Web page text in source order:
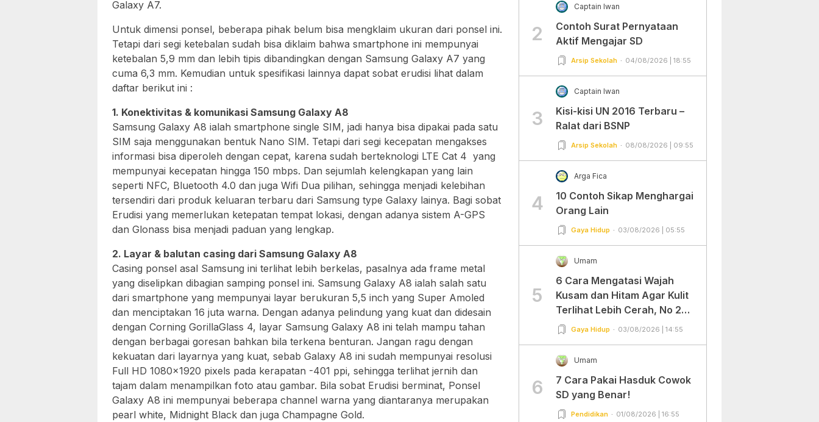
Galaxy A7.
Untuk dimensi ponsel, beberapa pihak belum bisa mengklaim ukuran dari ponsel ini.
Tetapi dari segi ketebalan sudah bisa diklaim bahwa smartphone ini mempunyai
ketebalan 5,9 mm dan lebih tipis dibandingkan dengan Samsung Galaxy A7 yang
cuma 6,3 mm. Kemudian untuk spesifikasi lainnya dapat sobat erudisi lihat dalam
daftar berikut ini :
1. Konektivitas & komunikasi Samsung Galaxy A8
Samsung Galaxy A8 ialah smartphone single SIM, jadi hanya bisa dipakai pada satu
SIM saja menggunakan bentuk Nano SIM. Tetapi dari segi kecepatan mengakses
informasi bisa diperoleh dengan cepat, karena sudah berteknologi LTE Cat 4 yang
mempunyai kecepatan hingga 150 mbps. Dan sejumlah kelengkapan yang lain
seperti NFC, Bluetooth 4.0 dan juga Wifi Dua pilihan, sehingga menjadi kelebihan
tersendiri dari produk keluaran terbaru dari Samsung type Galaxy lainya. Bagi sobat
Erudisi yang memerlukan ketepatan tempat lokasi, dengan adanya sistem A-GPS
dan Glonass bisa menjadi paduan yang lengkap.
2. Layar & balutan casing dari Samsung Galaxy A8
Casing ponsel asal Samsung ini terlihat lebih berkelas, pasalnya ada frame metal
yang diselipkan dibagian samping ponsel ini. Samsung Galaxy A8 ialah salah satu
dari smartphone yang mempunyai layar berukuran 5,5 inch yang Super Amoled
dan menciptakan 16 juta warna. Dengan adanya pelindung yang kuat dan didesain
dengan Corning GorillaGlass 4, layar Samsung Galaxy A8 ini telah mampu tahan
dengan berbagai goresan bahkan bila terkena benturan. Jangan ragu dengan
kekuatan dari layarnya yang kuat, sebab Galaxy A8 ini sudah mempunyai resolusi
Full HD 1080×1920 pixels pada kerapatan -401 ppi, sehingga terlihat jernih dan
tajam dalam menampilkan foto atau gambar. Bila sobat Erudisi berminat, Ponsel
Galaxy A8 ini mempunyai beberapa channel warna yang diantaranya merupakan
pearl white, Midnight Black dan juga Champagne Gold.
2
Captain Iwan
Contoh Surat Pernyataan
Aktif Mengajar SD
Arsip Sekolah 04/08/2026 | 18:55
3
Captain Iwan
Kisi-kisi UN 2016 Terbaru –
Ralat dari BSNP
Arsip Sekolah 08/08/2026 | 09:55
4
Arga Fica
10 Contoh Sikap Menghargai
Orang Lain
Gaya Hidup 03/08/2026 | 05:55
5
Umam
6 Cara Mengatasi Wajah
Kusam dan Hitam Agar Kulit
Terlihat Lebih Cerah, No 2
Gampang Banget dan Mudah
Gaya Hidup 03/08/2026 | 14:55
6
Umam
7 Cara Pakai Hasduk Cowok
SD yang Benar!
Pendidikan 01/08/2026 | 16:55